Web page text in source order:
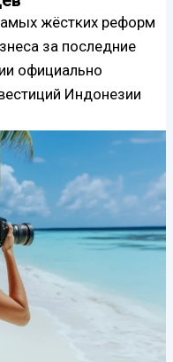
жёстких реформ
за последние
официально
Индонезии